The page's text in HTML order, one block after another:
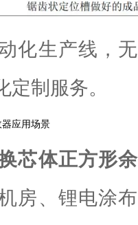
动化生产线，
定制服务。
应用场景
芯体正方形
房、锂电涂